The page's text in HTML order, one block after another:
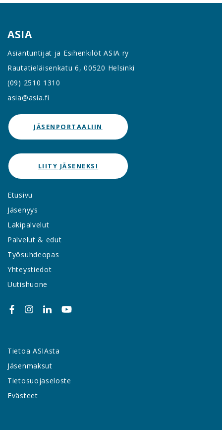
ASIA
Asiantuntijat ja Esihenkilöt ASIA ry
Rautatieläisenkatu 6, 00520 Helsinki
(09) 2510 1310
asia@asia.fi
JÄSENPORTAALIIN
LIITY JÄSENEKSI
Etusivu
Jäsenyys
Lakipalvelut
Palvelut & edut
Työsuhdeopas
Yhteystiedot
Uutishuone
Tietoa ASIAsta
Jäsenmaksut
Tietosuojaseloste
Evästeet